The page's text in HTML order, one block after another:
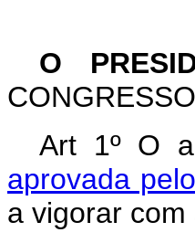
O
Art 1º O
aprovada
a vigorar